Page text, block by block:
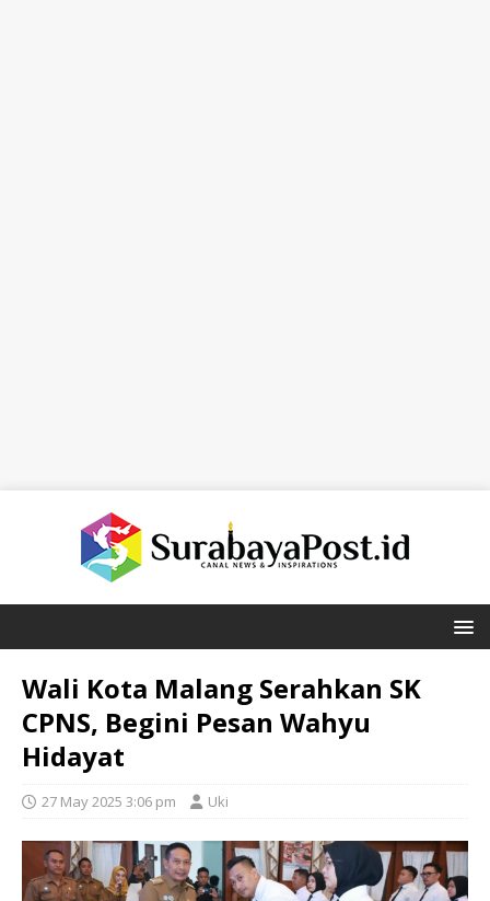
Wali Kota Malang Serahkan SK
CPNS, Begini Pesan Wahyu
Hidayat
27 May 2025 3:06 pm Uki